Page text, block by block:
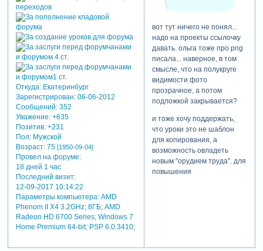
Откуда:Екатеринбург
Зарегистрирован: 06-06-2012
Сообщений:352
Уважение: +635
Позитив: +231
Пол:Мужской
Возраст:75 [1950-09-04]
Провел на форуме:
18 дней 1 час
Последний визит:
12-09-2017 10:14:22
Параметры компьютера:AMD
Phenom II X4 3.2GHz; 8ГБ; AMD
Radeon HD 6700 Series; Windows 7
Home Premium 64-bit; PSP 6.0.3410;
вот тут ничего не понял...
надо на проекты ссылочку
давать. ольга тоже про png
писала... наверное, в том
смысле, что на полукруге
видимости фото
прозрачное, а потом
подложкой закрывается?
и тоже хочу поддержать,
что уроки это не шаблон
для копирования, а
возможность овладеть
новым "орудием труда". для
повышения